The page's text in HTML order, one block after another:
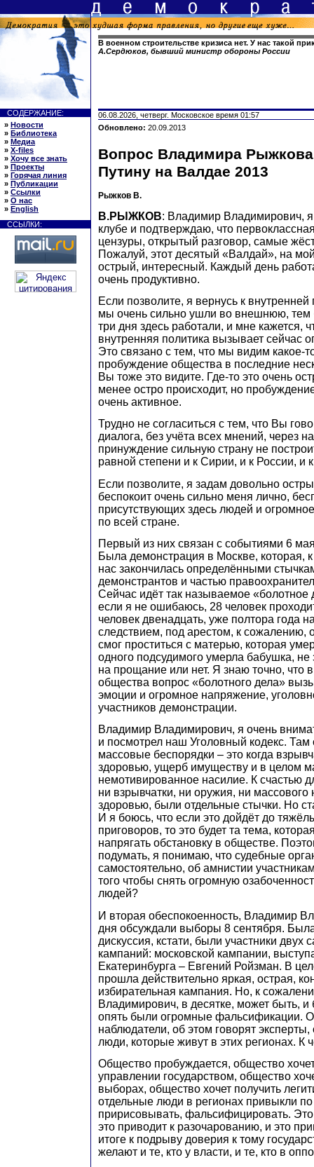
В военном строительстве кризиса нет. У нас такой
А.Сердюков, бывший министр обороны России
СОДЕРЖАНИЕ:
» Новости
» Библиотека
» Медиа
» X-files
» Хочу все знать
» Проекты
» Горячая линия
» Публикации
» Ссылки
» О нас
» English
ССЫЛКИ:
06.08.2026, четверг. Московское время 01:57
Обновлено: 20.09.2013
Вопрос Владимира
Путину на Валдае 2013
Рыжков В.
В.РЫЖКОВ: Владимир Владимирович,
клубе и подтверждаю, что
цензуры, открытый разговор, самые
Пожалуй, этот десятый «Валдай», на
острый, интересный. Каждый день
очень продуктивно.
Если позволите, я вернусь к внутренней
мы очень сильно ушли во внешнюю, тем
три дня здесь работали, и мне кажется,
внутренняя политика вызывает сейчас
Это связано с тем, что мы видим
пробуждение общества в последние
Вы тоже это видите. Где‑то это очень
менее остро происходит, но
очень активное.
Трудно не согласиться с тем, что Вы
диалога, без учёта всех мнений, через
принуждение сильную страну не
равной степени и к Сирии, и к России, и
Если позволите, я задам довольно
беспокоит очень сильно меня лично,
присутствующих здесь людей и
по всей стране.
Первый из них связан с событиями 6
Была демонстрация в Москве, которая,
нас закончилась определёнными
демонстрантов и частью
Сейчас идёт так называемое «болотное
если я не ошибаюсь, 28 человек
человек двенадцать, уже полтора года
следствием, под арестом, к сожалению,
смог проститься с матерью, которая
одного подсудимого умерла бабушка, не
на прощание или нет. Я знаю точно, что
общества вопрос «болотного дела»
эмоции и огромное напряжение,
участников демонстрации.
Владимир Владимирович, я очень
и посмотрел наш Уголовный кодекс. Там
массовые беспорядки – это когда
здоровью, ущерб имуществу и в целом
немотивированное насилие. К счастью
ни взрывчатки, ни оружия, ни массового
здоровью, были отдельные стычки. Но
И я боюсь, что если это дойдёт до
приговоров, то это будет та тема,
напрягать обстановку в обществе.
подумать, я понимаю, что судебные
самостоятельно, об амнистии
того чтобы снять огромную
людей?
И вторая обеспокоенность, Владимир
дня обсуждали выборы 8 сентября.
дискуссия, кстати, были участники двух
кампаний: московской кампании,
Екатеринбурга – Евгений Ройзман. В
прошла действительно яркая, острая,
избирательная кампания. Но, к
Владимирович, в десятке, может быть,
опять были огромные фальсификации.
наблюдатели, об этом говорят эксперты,
люди, которые живут в этих регионах. К
Общество пробуждается, общество
управлении государством, общество
выборах, общество хочет получить
отдельные люди в регионах привыкли
пририсовывать, фальсифицировать. Это
это приводит к разочарованию, и это
итоге к подрыву доверия к тому
желают и те, кто у власти, и те, кто в